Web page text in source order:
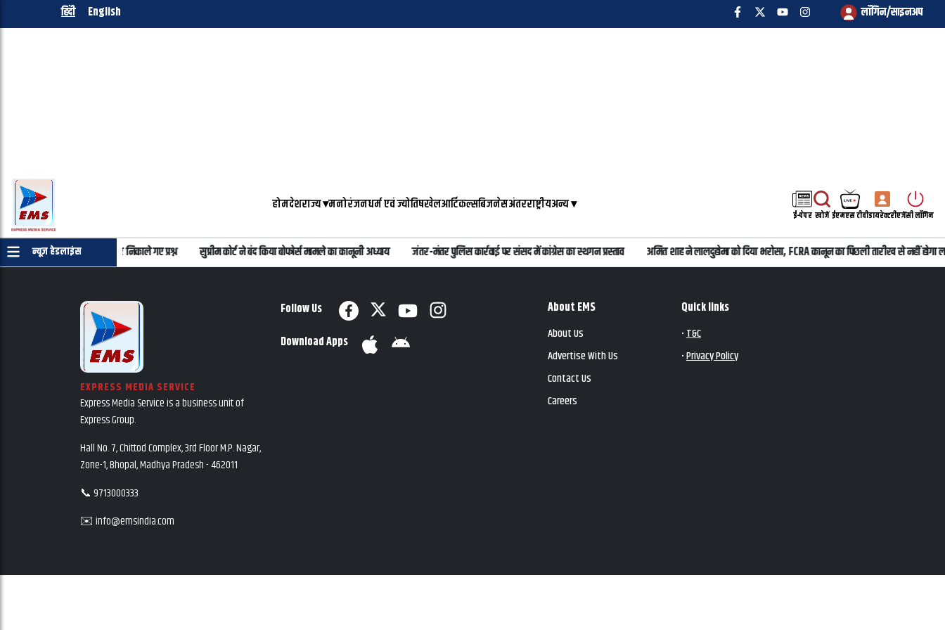
हिंदी English लॉगिन/साइनअप
होमदेशराज्य▾मनोरंजनधर्म एवं ज्योतिषखेलआर्टिकल्सबिजनेसअंतरराष्ट्रीयअन्य▾
ई-पेपर खोजें ईएमएस टीवीडायरेक्टरीएजेंसी लॉगिन
न्यूज़ हेडलाइंस
से अलग-अलग तरीकों से बाहर निकाले गए प्रश्न सुप्रीम कोर्ट ने बंद किया बोफोर्स मामले का कानूनी अध्याय जंतर-मंतर पुलिस कार्रवाई पर संसद में कांग्रेस का स्थगन प्रस्ताव अमित शाह ने लालदुहोमा को दिया भरोसा, FCRA कानून का पिछली तारीख से नहीं होगा
EXPRESS MEDIA SERVICE
Express Media Service is a business unit of
Express Group.
Hall No. 7, Chittod Complex, 3rd Floor M.P. Nagar,
Zone-1, Bhopal, Madhya Pradesh - 462011
📞 9713000333
✉️ info@emsindia.com
Follow Us
Download Apps
About EMS
About Us
Advertise With Us
Contact Us
Careers
Quick links
•T&C
•Privacy Policy